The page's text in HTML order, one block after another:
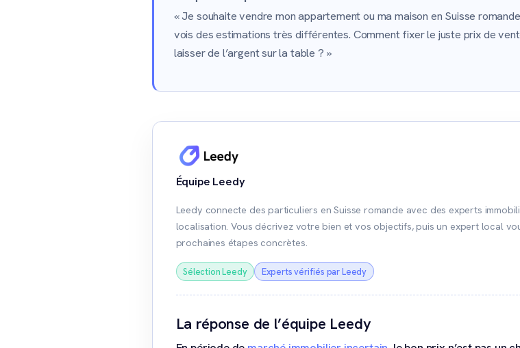
« Je souhaite vendre mon appartement ou ma maison en Suisse
vois des estimations très différentes. Comment fixer le juste prix de
laisser de l’argent sur la table ? »
Équipe Leedy
Leedy connecte des particuliers en Suisse romande avec des experts
localisation. Vous décrivez votre bien et vos objectifs, puis un expert local
prochaines étapes concrètes.
Sélection Leedy Experts vérifiés par Leedy
La réponse de l’équipe Leedy